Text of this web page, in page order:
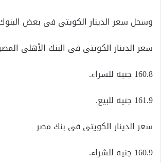
وسجل سعر الدينار الكويتى فى بعض
سعر الدينار الكويتى فى البنك الأهلى
160.8 جنيه للشراء.
161.9 جنيه للبيع.
سعر الدينار الكويتى فى بنك مصر
160.9 جنيه للشراء.